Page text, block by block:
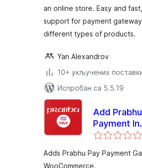
an online store. Easy and
support for payment
different types of products.
Yan Alexandrov
10+ укључених
Испробан са 5.5.19
Add
Payment In
Adds Prabhu Pay Payment
WooCommerce.